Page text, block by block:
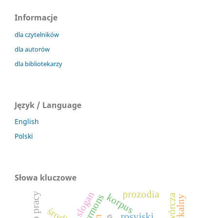
Informacje
dla czytelników
dla autorów
dla bibliotekarzy
Język / Language
English
Polski
Słowa kluczowe
sermonskorpus
slogan prozodia